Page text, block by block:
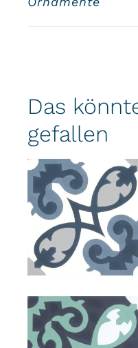
Das
gefallen